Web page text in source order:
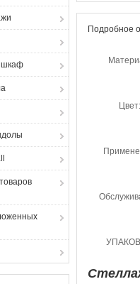
шкаф
Подробное
Цвет: